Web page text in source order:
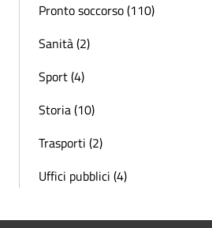
Pronto soccorso (110)
Sanità (2)
Sport (4)
Storia (10)
Trasporti (2)
Uffici pubblici (4)